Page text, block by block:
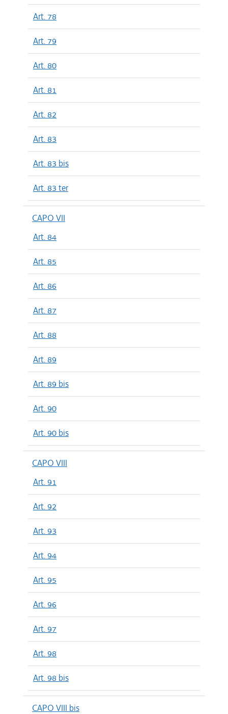
Art. 78
Art. 79
Art. 80
Art. 81
Art. 82
Art. 83
Art. 83 bis
Art. 83 ter
CAPO VII
Art. 84
Art. 85
Art. 86
Art. 87
Art. 88
Art. 89
Art. 89 bis
Art. 90
Art. 90 bis
CAPO VIII
Art. 91
Art. 92
Art. 93
Art. 94
Art. 95
Art. 96
Art. 97
Art. 98
Art. 98 bis
CAPO VIII bis